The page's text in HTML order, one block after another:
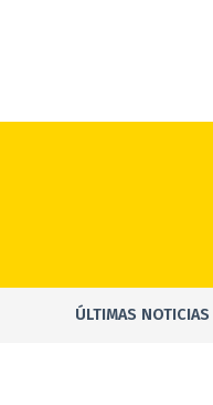
ÚLTIMAS NOTICIAS